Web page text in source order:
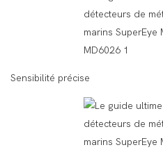
Sensibilité précise